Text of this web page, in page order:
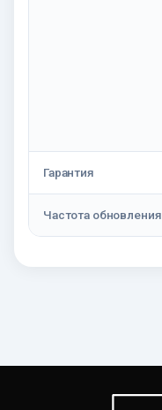
Гарантия
Частота обновления